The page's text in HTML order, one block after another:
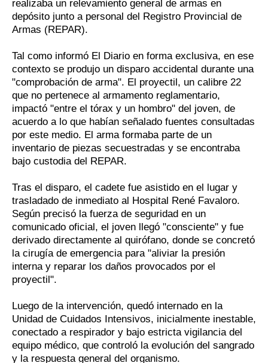
realizaba un relevamiento general de armas en
depósito junto a personal del Registro Provincial de
Armas (REPAR).
Tal como informó El Diario en forma exclusiva, en ese
contexto se produjo un disparo accidental durante una
"comprobación de arma". El proyectil, un calibre 22
que no pertenece al armamento reglamentario,
impactó "entre el tórax y un hombro" del joven, de
acuerdo a lo que habían señalado fuentes consultadas
por este medio. El arma formaba parte de un
inventario de piezas secuestradas y se encontraba
bajo custodia del REPAR.
Tras el disparo, el cadete fue asistido en el lugar y
trasladado de inmediato al Hospital René Favaloro.
Según precisó la fuerza de seguridad en un
comunicado oficial, el joven llegó "consciente" y fue
derivado directamente al quirófano, donde se concretó
la cirugía de emergencia para "aliviar la presión
interna y reparar los daños provocados por el
proyectil".
Luego de la intervención, quedó internado en la
Unidad de Cuidados Intensivos, inicialmente inestable,
conectado a respirador y bajo estricta vigilancia del
equipo médico, que controló la evolución del sangrado
y la respuesta general del organismo.